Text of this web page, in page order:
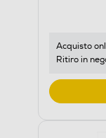
Acquisto
Ritiro in